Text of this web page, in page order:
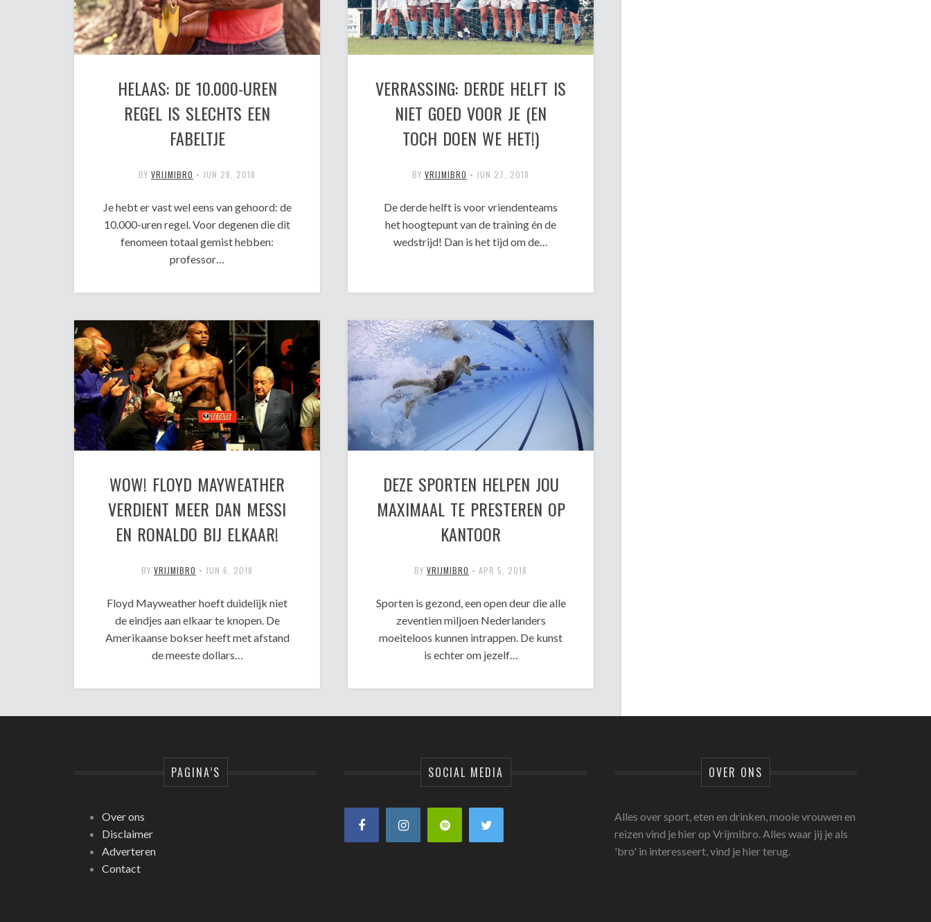
HELAAS: DE 10.000-UREN
REGEL IS SLECHTS EEN
FABELTJE
BY VRIJMIBRO • JUN 28, 2018
Je hebt er vast wel eens van gehoord: de
10.000-uren regel. Voor degenen die dit
fenomeen totaal gemist hebben:
professor…
VERRASSING: DERDE HELFT IS
NIET GOED VOOR JE (EN
TOCH DOEN WE HET!)
BY VRIJMIBRO • JUN 27, 2018
De derde helft is voor vriendenteams
het hoogtepunt van de training én de
wedstrijd! Dan is het tijd om de…
WOW! FLOYD MAYWEATHER
VERDIENT MEER DAN MESSI
EN RONALDO BIJ ELKAAR!
BY VRIJMIBRO • JUN 6, 2018
Floyd Mayweather hoeft duidelijk niet
de eindjes aan elkaar te knopen. De
Amerikaanse bokser heeft met afstand
de meeste dollars…
DEZE SPORTEN HELPEN JOU
MAXIMAAL TE PRESTEREN OP
KANTOOR
BY VRIJMIBRO • APR 5, 2018
Sporten is gezond, een open deur die alle
zeventien miljoen Nederlanders
moeiteloos kunnen intrappen. De kunst
is echter om jezelf…
PAGINA’S
Over ons
Disclaimer
Adverteren
Contact
SOCIAL MEDIA OVER ONS
Alles over sport, eten en drinken, mooie vrouwen en
reizen vind je hier op Vrijmibro. Alles waar jij je als
'bro' in interesseert, vind je hier terug.